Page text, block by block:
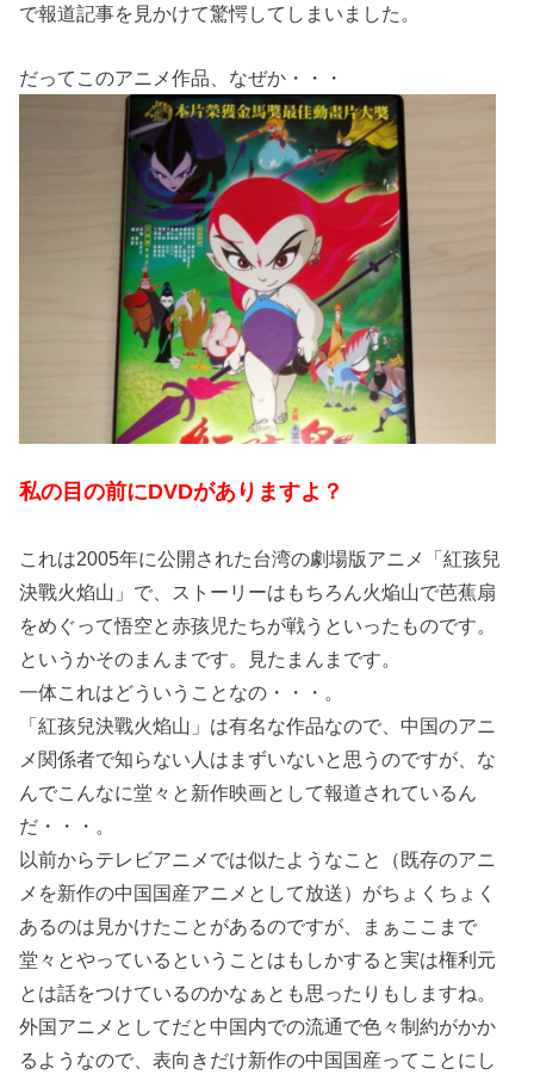
で報道記事を見かけて驚愕してしまいました。
だってこのアニメ作品、なぜか・・・
私の目の前にDVDがありますよ？
これは2005年に公開された台湾の劇場版アニメ「紅孩兒
決戰火焰山」で、ストーリーはもちろん火焔山で芭蕉扇
をめぐって悟空と赤孩児たちが戦うといったものです。
というかそのまんまです。見たまんまです。
一体これはどういうことなの・・・。
「紅孩兒決戰火焰山」は有名な作品なので、中国のアニ
メ関係者で知らない人はまずいないと思うのですが、な
んでこんなに堂々と新作映画として報道されているん
だ・・・。
以前からテレビアニメでは似たようなこと（既存のアニ
メを新作の中国国産アニメとして放送）がちょくちょく
あるのは見かけたことがあるのですが、まぁここまで
堂々とやっているということはもしかすると実は権利元
とは話をつけているのかなぁとも思ったりもしますね。
外国アニメとしてだと中国内での流通で色々制約がかか
るようなので、表向きだけ新作の中国国産ってことにし